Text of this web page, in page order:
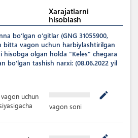
Xarajatlarni
hisoblash
boʻlgan o’gitlar (GNG 31055900,
bitta vagon uchun harbiylashtirilgan
olgan holda “Keles” chegara
bo'lgan tashish narxi: (08.06.2022 yil
vagon uchun
mode_edit
vagon soni